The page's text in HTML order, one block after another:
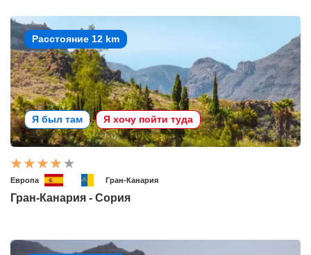
Расстояние 12 km
Я был там Я хочу пойти туда
Европа Гран-Канария
Гран-Канария - Сория